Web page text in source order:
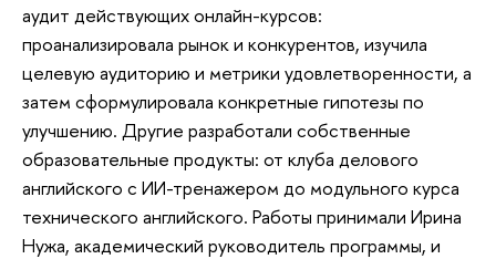
аудит действующих онлайн-курсов:
проанализировала рынок и конкурентов, изучила
целевую аудиторию и метрики удовлетворенности, а
затем сформулировала конкретные гипотезы по
улучшению. Другие разработали собственные
образовательные продукты: от клуба делового
английского с ИИ-тренажером до модульного курса
технического английского. Работы принимали Ирина
Нужа, академический руководитель программы, и